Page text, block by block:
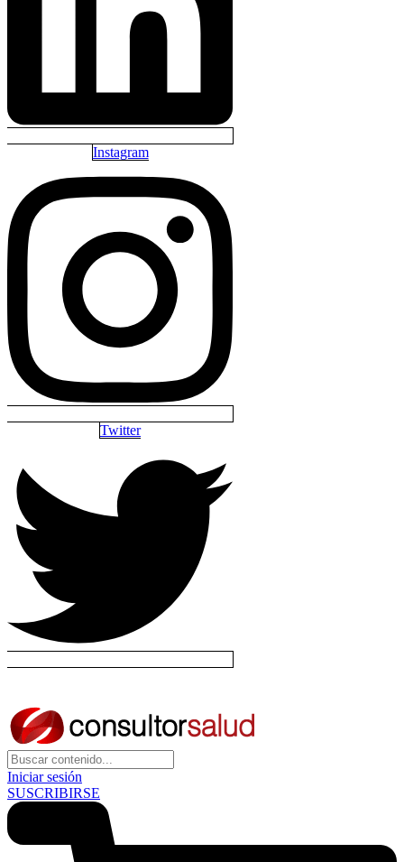
Instagram
Twitter
Iniciar sesión
SUSCRIBIRSE